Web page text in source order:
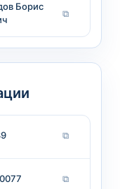
Борис
⧉
⧉
⧉